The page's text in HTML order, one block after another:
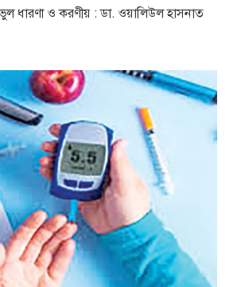
ধারণা ও করণীয় : ডা. ওয়ালিউল হাসনাত